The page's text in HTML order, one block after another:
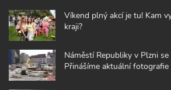
Víkend plný akcí je tu! Kam
kraji?
Náměstí Republiky v Plzni
Přinášíme aktuální fotografie